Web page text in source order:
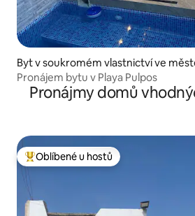
Byt v soukromém vlastnictví ve
ermosa
Pronájem bytu v Playa Pulpos
Pronájmy domů
Nejlepší v kategorii Oblíbené u hostů
Oblíbené u hostů